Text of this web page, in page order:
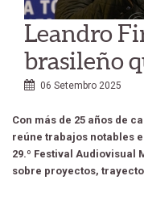
Leandro
brasileño
06 Setembro 2025
Con más de 25 años de
reúne trabajos notables
29.º Festival
sobre proyectos,